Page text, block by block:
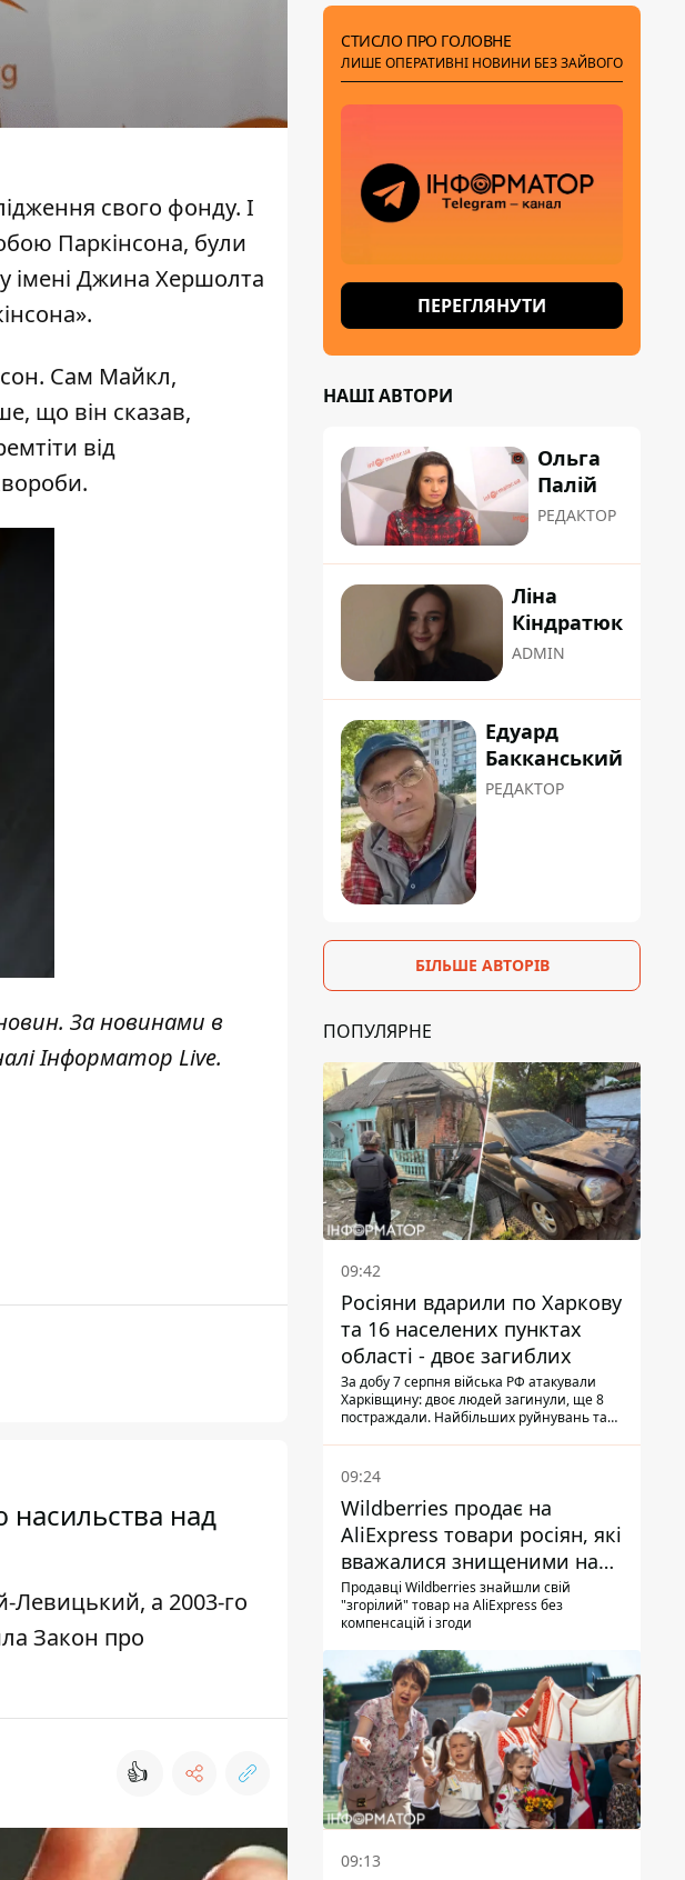
свого фонду. І
Паркінсона, були
імені Джина Хершолта
Сам Майкл,
що він сказав,
від
За новинами в
Інформатор Live.
насильства над
Левицький, а 2003-го
Закон про
👍
СТИСЛО ПРО ГОЛОВНЕ
ЛИШЕ ОПЕРАТИВНІ НОВИНИ БЕЗ ЗАЙВОГО
ПЕРЕГЛЯНУТИ
НАШІ АВТОРИ
Ольга
Палій
РЕДАКТОР
Ліна
Кіндратюк
ADMIN
Едуард
Бакканський
РЕДАКТОР
БІЛЬШЕ АВТОРІВ
ПОПУЛЯРНЕ
09:42
Росіяни вдарили по Харкову
та 16 населених пунктах
області - двоє загиблих
За добу 7 серпня війська РФ атакували
Харківщину: двоє людей загинули, ще 8
постраждали. Найбільших руйнувань та
09:24
Wildberries продає на
AliExpress товари росіян, які
вважалися знищеними на
складах
Продавці Wildberries знайшли свій
"згорілий" товар на AliExpress без
компенсацій і згоди
09:13